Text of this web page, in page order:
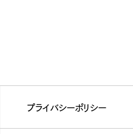
プライバシーポリシー